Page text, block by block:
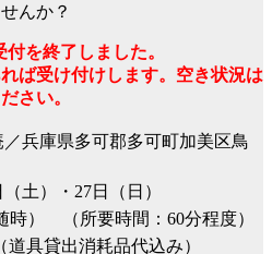
んか？
を終了しました。
ば受け付けします。空き状況は
さい。
兵庫県多可郡多可町加美区鳥
土）・27日（日）
時） （所要時間：60分程度）
道具貸出消耗品代込み）